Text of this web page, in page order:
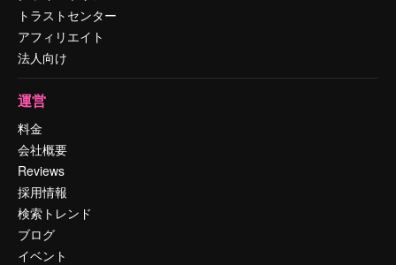
トラストセンター
アフィリエイト
法人向け
運営
料金
会社概要
Reviews
採用情報
検索トレンド
ブログ
イベント